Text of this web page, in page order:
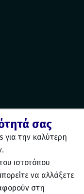
Komvos.gr
σας
για την καλύτερη
ιστοτόπου
να αλλάξετε
στη